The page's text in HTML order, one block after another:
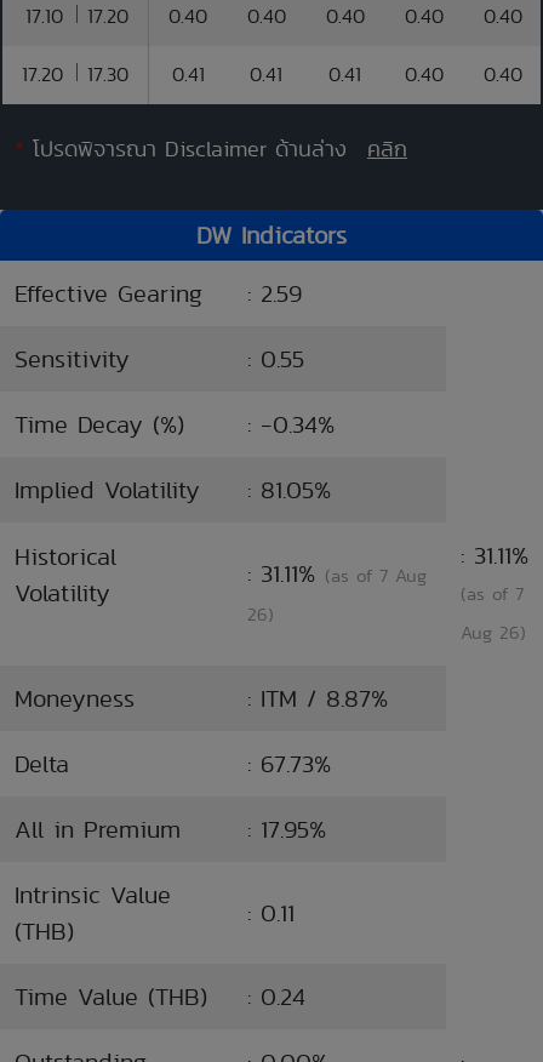
17.10 17.20 0.40 0.40 0.40 0.40 0.40
17.20 17.30 0.41 0.41 0.41 0.40 0.40
* โปรดพิจารณา Disclaimer ด้านล่าง คลิก
DW Indicators
Effective Gearing
: 2.59
Sensitivity
: 0.55
Time Decay (%)
: -0.34%
Implied Volatility
: 81.05%
Historical
Volatility
: 31.11% (as of 7 Aug
26)
: 31.11%
(as of 7
Aug 26)
Moneyness
: ITM / 8.87%
Delta
: 67.73%
All in Premium
: 17.95%
Intrinsic Value
(THB)
: 0.11
Time Value (THB)
: 0.24